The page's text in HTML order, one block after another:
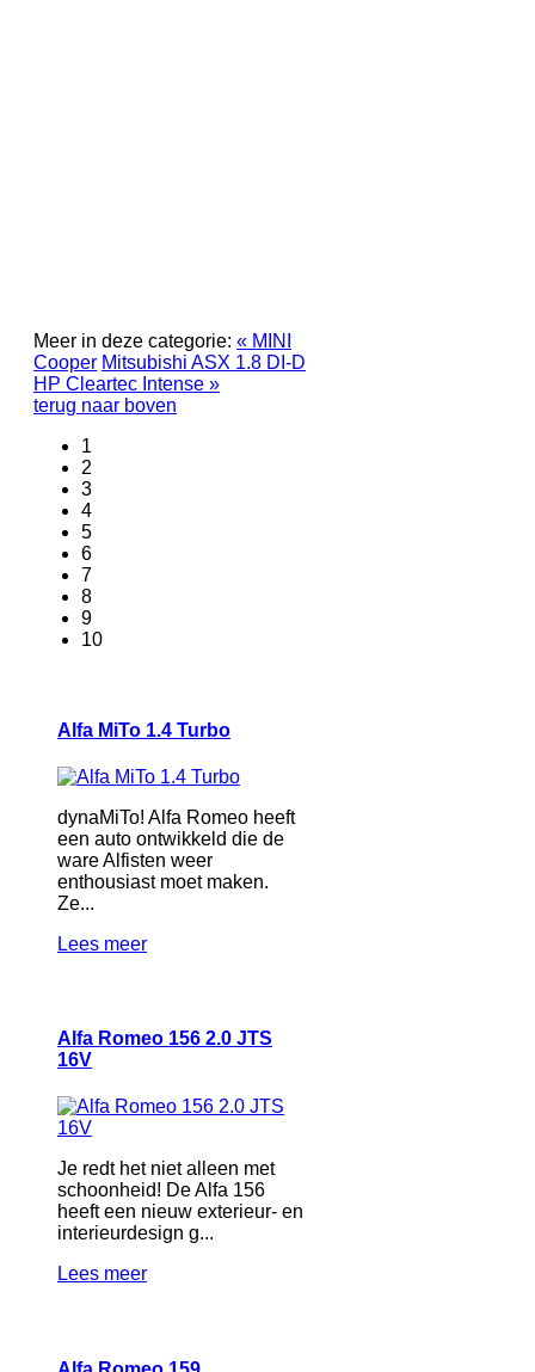
Meer in deze categorie: « MINI
Cooper Mitsubishi ASX 1.8 DI-D
HP Cleartec Intense »
terug naar boven
1
2
3
4
5
6
7
8
9
10
Alfa MiTo 1.4 Turbo
dynaMiTo! Alfa Romeo heeft
een auto ontwikkeld die de
ware Alfisten weer
enthousiast moet maken.
Ze...
Lees meer
Alfa Romeo 156 2.0 JTS
16V
Je redt het niet alleen met
schoonheid! De Alfa 156
heeft een nieuw exterieur- en
interieurdesign g...
Lees meer